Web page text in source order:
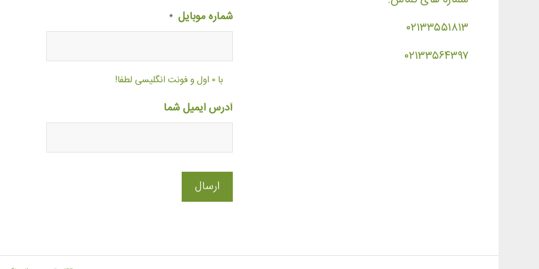
۰۲۱۳۳۵۵۱۸۱۳
۰۲۱۳۳۵۶۴۳۹۷
شماره موبایل *
با ۰ اول و فونت انگلیسی لطفا!
آدرس ایمیل شما